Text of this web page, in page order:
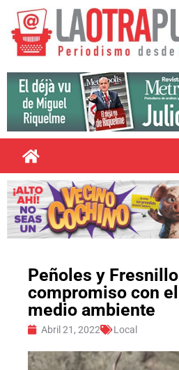
Peñoles y
compromiso con
medio ambiente
Abril 21, 2022 Local